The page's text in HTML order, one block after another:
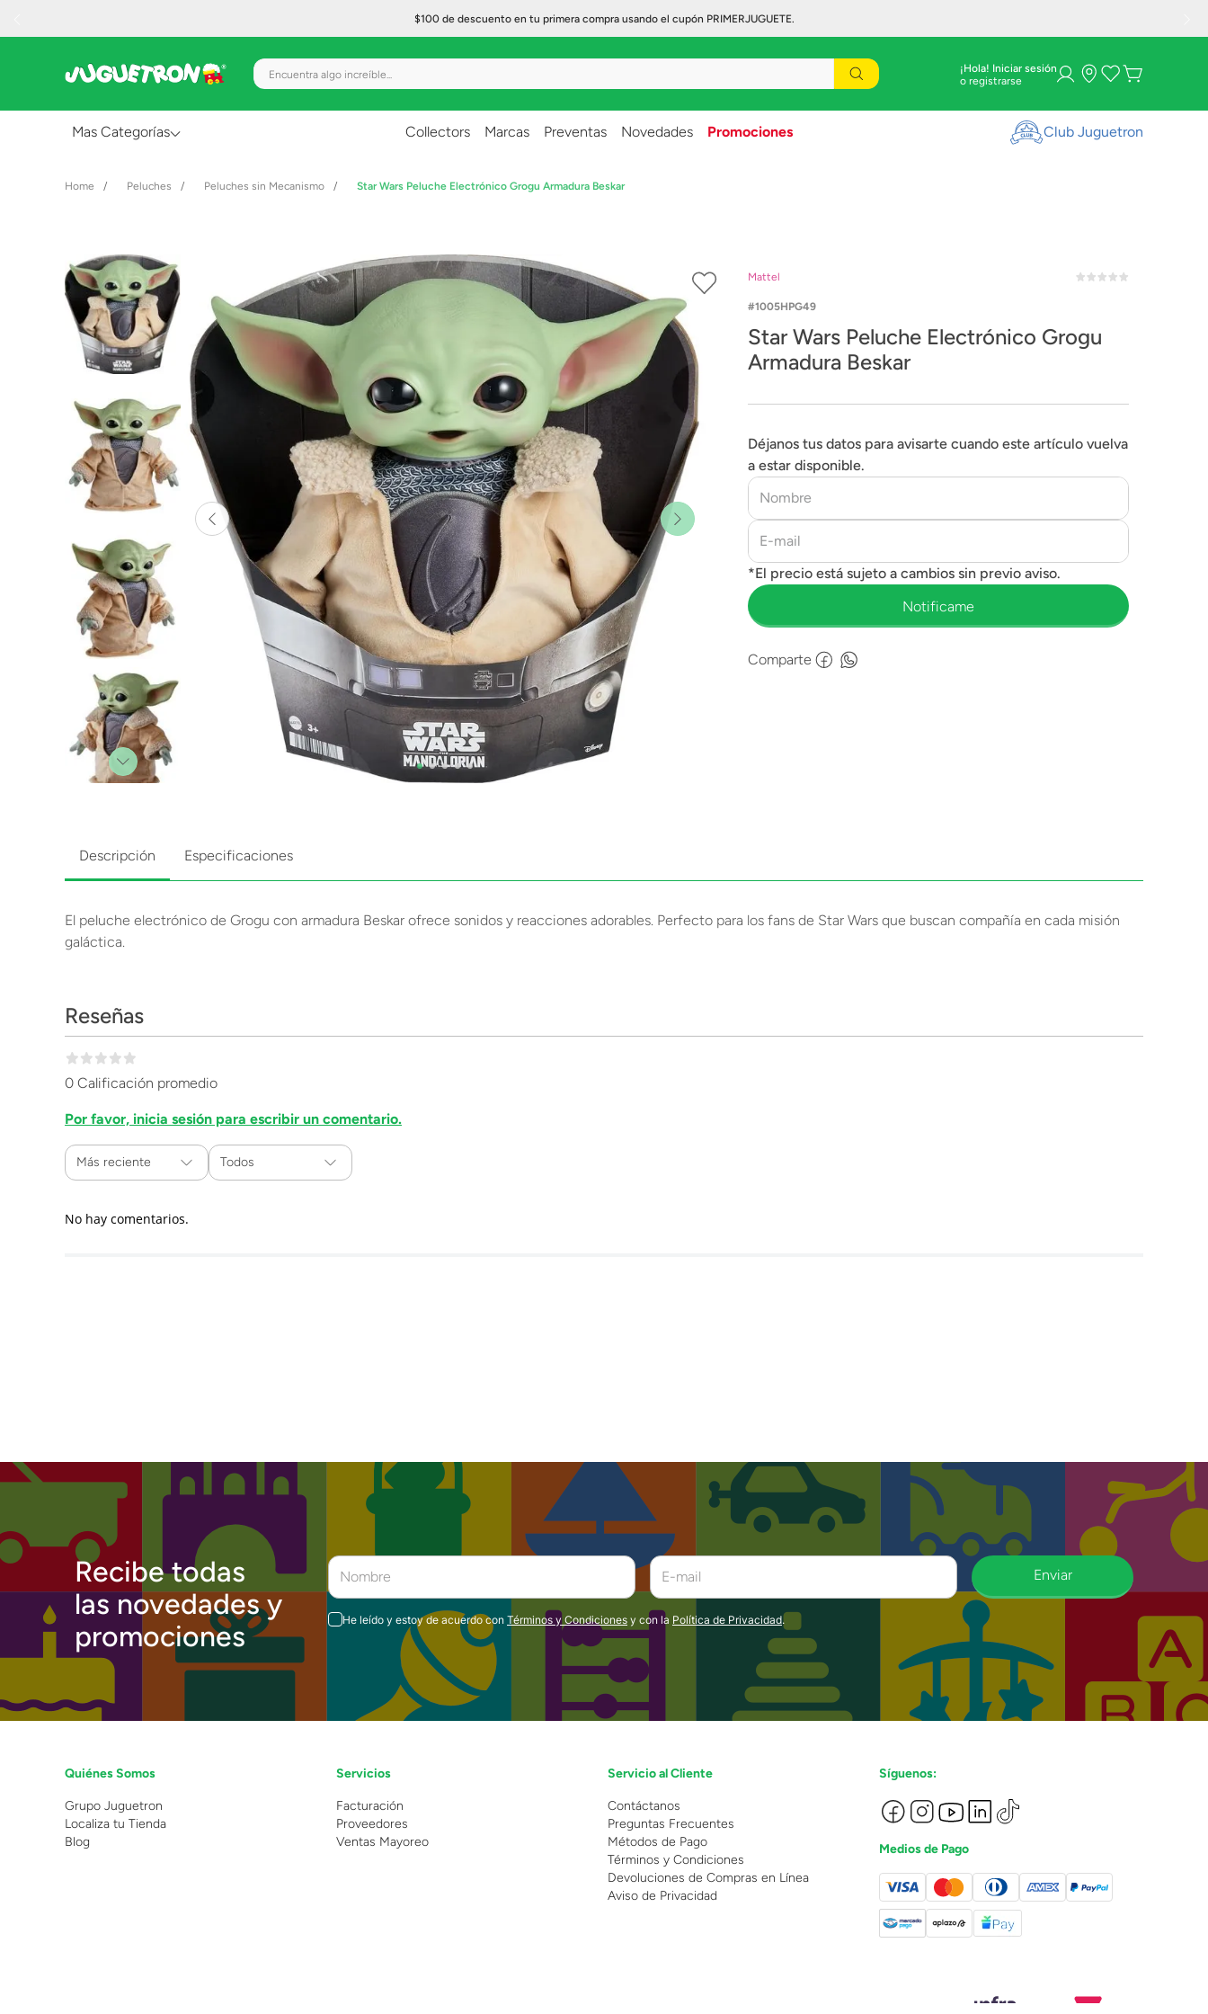
$100 de descuento en tu primera compra usando el cupón PRIMERJUGUETE.
Encuentra algo increíble... ¡Hola! Iniciar sesión
Mas Categorías
Creatividad y Arte
Figuras de Acción
Gadgets y Electrónicos
Juegos de Mesa
Lanzadores
Muñecas
Construcción
Vehículos y Pistas
Collectors Marcas Preventas Novedades Promociones Club Juguetron
Peluches Peluches sin Mecanismo Star Wars Peluche Electrónico Grogu Armadura Beskar
Mattel
1005HPG49
Star Wars Peluche Electrónico Grogu
Armadura Beskar
Déjanos tus datos para avisarte cuando este artículo vuelva
a estar disponible.
Comparte
Descripción Especificaciones
El peluche electrónico de Grogu con armadura Beskar ofrece sonidos y reacciones adorables. Perfecto para los fans de Star Wars que buscan compañía en cada misión
galáctica.
Reseñas
0 Calificación promedio
Por favor, inicia sesión para escribir un comentario.
Más reciente Todos
No hay comentarios.
Recibe todas
las novedades y
promociones
Enviar
He leído y estoy de acuerdo con Términos y Condiciones y con la Política de Privacidad.
Quiénes Somos
Grupo Juguetron
Localiza tu Tienda
Blog
Servicios
Facturación
Proveedores
Ventas Mayoreo
Servicio al Cliente
Contáctanos
Preguntas Frecuentes
Métodos de Pago
Términos y Condiciones
Devoluciones de Compras en Línea
Aviso de Privacidad
Síguenos:
Medios de Pago